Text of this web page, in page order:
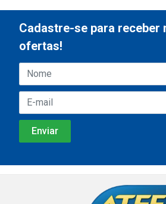
Cadastre-se para receber
ofertas!